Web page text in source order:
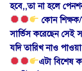
হবে,,তা না হলে
কোন শিক্ষক/
সার্ভিস করেছেন সেই
যদি তারিখ নাও
এটা বিশেষ